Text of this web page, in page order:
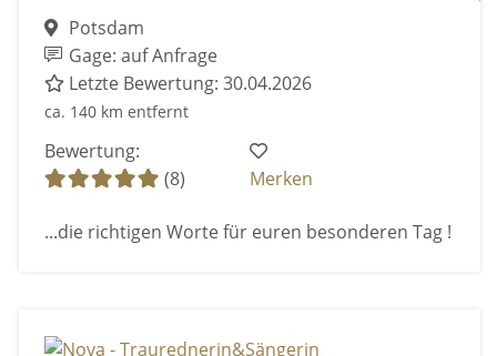
Potsdam
Gage: auf Anfrage
Letzte Bewertung: 30.04.2026
ca. 140 km entfernt
Bewertung:
(8)
Merken
...die richtigen Worte für euren besonderen Tag !